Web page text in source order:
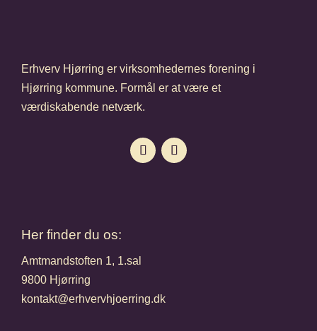
Erhverv Hjørring er virksomhedernes forening i
Hjørring kommune. Formål er at være et
værdiskabende netværk.
Her finder du os:
Amtmandstoften 1, 1.sal
9800 Hjørring
kontakt@erhvervhjoerring.dk